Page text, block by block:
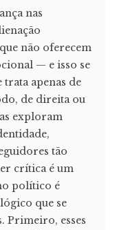
nas
não oferecem
— e isso se
apenas de
de direita ou
exploram
tão
crítica é um
político é
que se
Primeiro, esses